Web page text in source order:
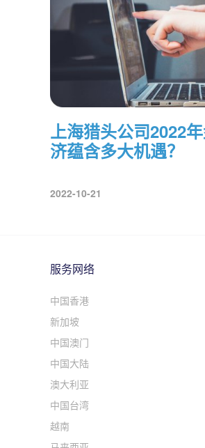
上海猎头公司2022
济蕴含多大机遇？
2022-10-21
服务网络
中国香港
新加坡
中国澳门
中国大陆
澳大利亚
中国台湾
越南